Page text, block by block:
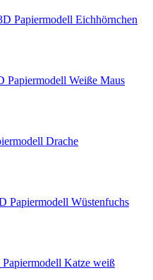
Papiermodell Eichhörnchen
Papiermodell Weiße Maus
Drache
Papiermodell Wüstenfuchs
Katze weiß